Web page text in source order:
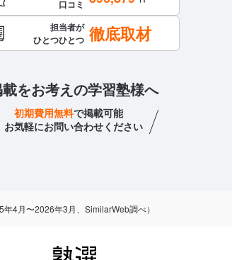
口コミ
担当者が
ひとつひとつ 徹底取材
をお考えの学習塾様へ
初期費用無料で掲載可能
お気軽にお問い合わせください
4月〜2026年3月、SimilarWeb調べ）